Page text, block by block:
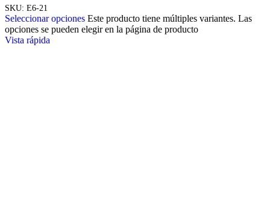
SKU: E6-21
Seleccionar opciones Este producto tiene múltiples variantes. Las
opciones se pueden elegir en la página de producto
Vista rápida